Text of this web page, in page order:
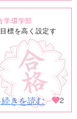
学環学部
標を高く設定す
きを読む 2